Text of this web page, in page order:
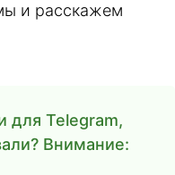
и расскажем
для Telegram,
Внимание: